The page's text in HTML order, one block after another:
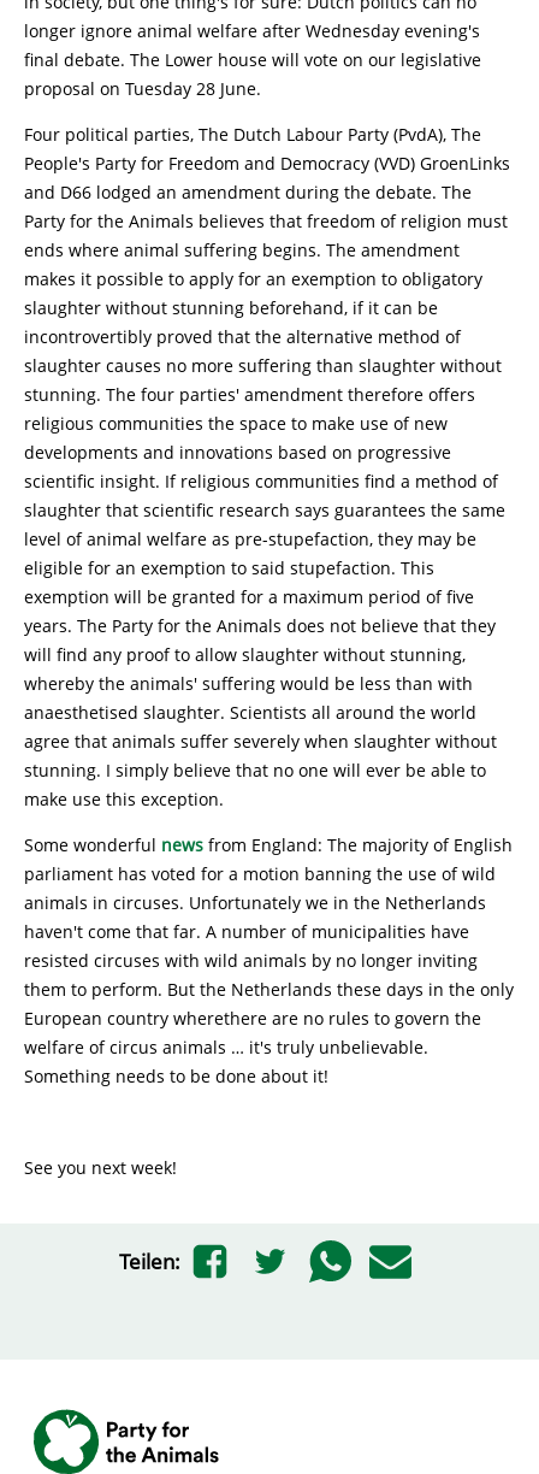
longer ignore animal welfare after Wednesday evening's
final debate. The Lower house will vote on our legislative
proposal on Tuesday 28 June.
Four political parties, The Dutch Labour Party (PvdA), The
People's Party for Freedom and Democracy (VVD) GroenLinks
and D66 lodged an amendment during the debate. The
Party for the Animals believes that freedom of religion must
ends where animal suffering begins. The amendment
makes it possible to apply for an exemption to obligatory
slaughter without stunning beforehand, if it can be
incontrovertibly proved that the alternative method of
slaughter causes no more suffering than slaughter without
stunning. The four parties' amendment therefore offers
religious communities the space to make use of new
developments and innovations based on progressive
scientific insight. If religious communities find a method of
slaughter that scientific research says guarantees the same
level of animal welfare as pre-stupefaction, they may be
eligible for an exemption to said stupefaction. This
exemption will be granted for a maximum period of five
years. The Party for the Animals does not believe that they
will find any proof to allow slaughter without stunning,
whereby the animals' suffering would be less than with
anaesthetised slaughter. Scientists all around the world
agree that animals suffer severely when slaughter without
stunning. I simply believe that no one will ever be able to
make use this exception.
Some wonderful news from England: The majority of English
parliament has voted for a motion banning the use of wild
animals in circuses. Unfortunately we in the Netherlands
haven't come that far. A number of municipalities have
resisted circuses with wild animals by no longer inviting
them to perform. But the Netherlands these days in the only
European country wherethere are no rules to govern the
welfare of circus animals … it's truly unbelievable.
Something needs to be done about it!
See you next week!
Teilen: